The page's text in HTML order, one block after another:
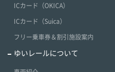
ICカード（OKICA）
ICカード（Suica）
フリー乗車券＆割引施設案内
ゆいレールについて